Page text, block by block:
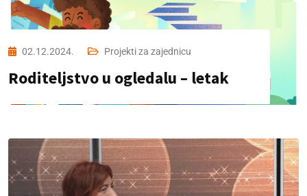
02.12.2024. Projekti za zajednicu
Roditeljstvo u ogledalu – letak